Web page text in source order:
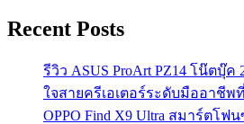
Recent Posts
รีวิว ASUS ProArt PZ14 โน๊ตบุ๊ค
ใจสายครีเอเตอร์ระดับมืออาชีพ
OPPO Find X9 Ultra สมาร์ตโ